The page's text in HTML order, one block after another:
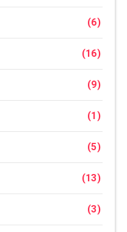
(6)
(16)
(9)
(1)
(5)
(13)
(3)